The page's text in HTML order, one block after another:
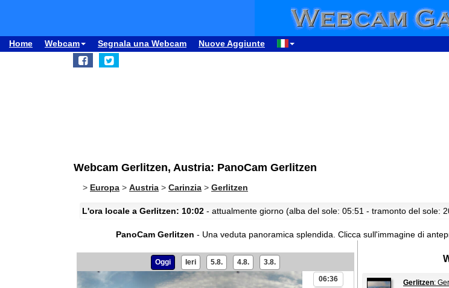
Home Webcam Segnala una Webcam Nuove Aggiunte
Webcam Gerlitzen, Austria: PanoCam Gerlitzen
> Europa > Austria > Carinzia > Gerlitzen
L'ora locale a Gerlitzen: 10:02 - attualmente giorno (alba del sole: 05:51 - tramonto del sole:
PanoCam Gerlitzen - Una veduta panoramica splendida. Clicca sull'immagine di
Oggi Ieri 5.8. 4.8. 3.8.
06:36
Gerlitzen: